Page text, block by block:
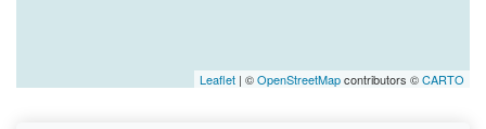
Leaflet | ©OpenStreetMapcontributors ©CARTO